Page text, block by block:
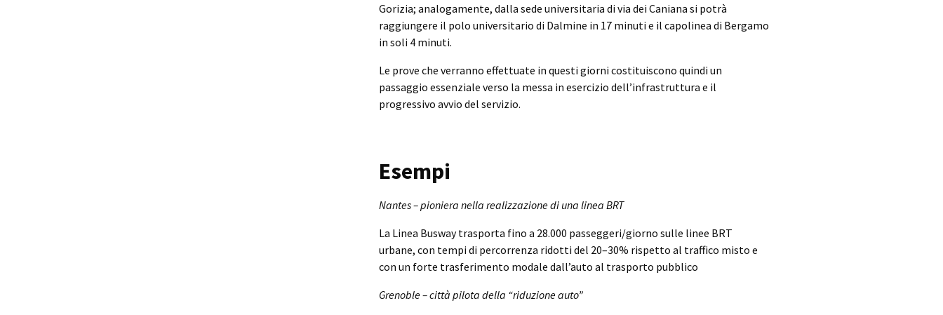
Gorizia; analogamente, dalla sede universitaria di via dei Caniana si potrà
raggiungere il polo universitario di Dalmine in 17 minuti e il capolinea di Bergamo
in soli 4 minuti.
Le prove che verranno effettuate in questi giorni costituiscono quindi un
passaggio essenziale verso la messa in esercizio dell’infrastruttura e il
progressivo avvio del servizio.
Esempi
Nantes – pioniera nella realizzazione di una linea BRT
La Linea Busway trasporta fino a 28.000 passeggeri/giorno sulle linee BRT
urbane, con tempi di percorrenza ridotti del 20–30% rispetto al traffico misto e
con un forte trasferimento modale dall’auto al trasporto pubblico
Grenoble – città pilota della “riduzione auto”